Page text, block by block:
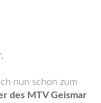
nun schon zum
des MTV Geismar